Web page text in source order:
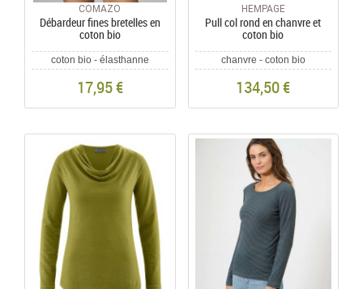
COMAZO
Débardeur fines bretelles en
coton bio
coton bio - élasthanne
17,95 €
HEMPAGE
Pull col rond en chanvre et
coton bio
chanvre - coton bio
134,50 €